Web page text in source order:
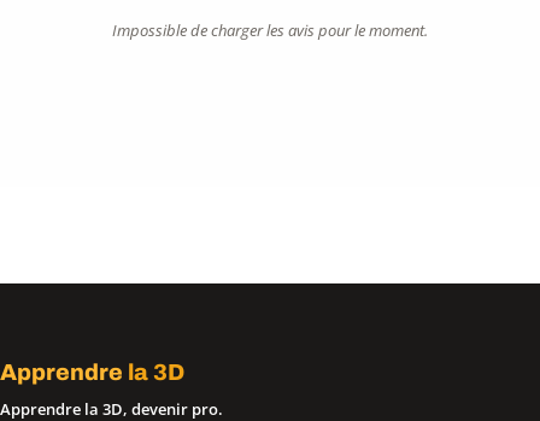
Impossible de charger les avis pour le moment.
Apprendre la 3D
Apprendre la 3D, devenir pro.